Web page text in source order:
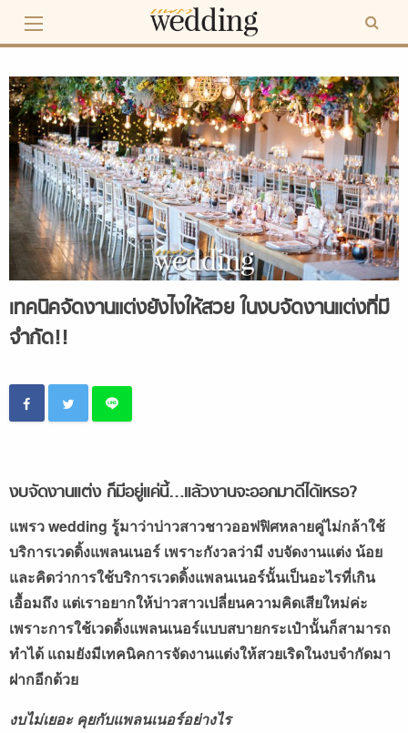
content
เทคนิคจัดงานแต่งยังไงให้สวย ในงบจัดงานแต่งที่มี
จำกัด!!
งบจัดงานแต่ง ก็มีอยู่แค่นี้…แล้วงานจะออกมาดีได้เหรอ?
แพรว wedding รู้มาว่าบ่าวสาวชาวออฟฟิศหลายคู่ไม่กล้าใช้
บริการเวดดิ้งแพลนเนอร์ เพราะกังวลว่ามี งบจัดงานแต่ง น้อย
และคิดว่าการใช้บริการเวดดิ้งแพลนเนอร์นั้นเป็นอะไรที่เกิน
เอื้อมถึง แต่เราอยากให้บ่าวสาวเปลี่ยนความคิดเสียใหม่ค่ะ
เพราะการใช้เวดดิ้งแพลนเนอร์แบบสบายกระเป๋านั้นก็สามารถ
ทำได้ แถมยังมีเทคนิคการจัดงานแต่งให้สวยเริดในงบจำกัดมา
ฝากอีกด้วย
งบไม่เยอะ คุยกับแพลนเนอร์อย่างไร